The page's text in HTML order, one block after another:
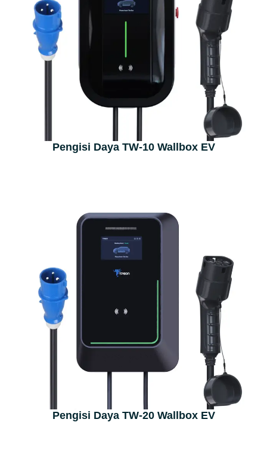
Pengisi Daya TW-10 Wallbox EV
Pengisi Daya TW-20 Wallbox EV